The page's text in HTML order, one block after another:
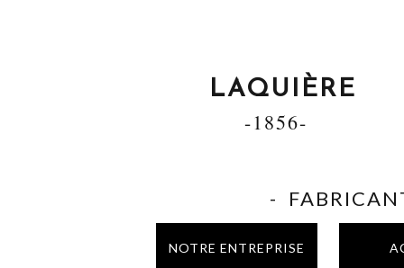
LAQUIÈRE
-1856-
-
NOTRE ENTREPRISE